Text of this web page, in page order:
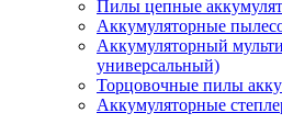
Пилы цепные
Аккумуляторные
Аккумуляторный
универсальный)
Торцовочные пилы
Аккумуляторные